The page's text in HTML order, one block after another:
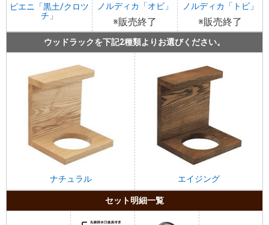
ピエニ「黒土/クロツ
チ」
ノルディカ「オビ」
※販売終了
ノルディカ「トビ」
※販売終了
ウッドラックを下記2種類よりお選びください。
ナチュラル エイジング
セット明細一覧